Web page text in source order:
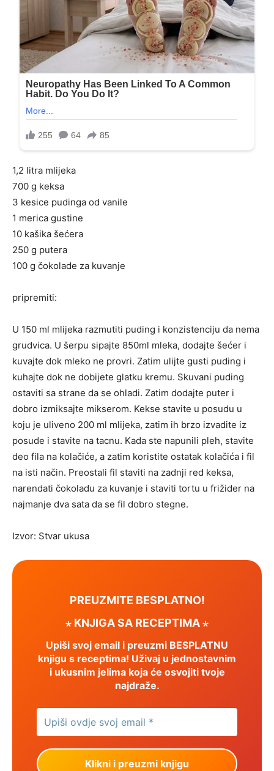
1,2 litra mlijeka
700 g keksa
3 kesice pudinga od vanile
1 merica gustine
10 kašika šećera
250 g putera
100 g čokolade za kuvanje
pripremiti:
U 150 ml mlijeka razmutiti puding i konzistenciju da nema
grudvica. U šerpu sipajte 850ml mleka, dodajte šećer i
kuvajte dok mleko ne provri. Zatim ulijte gusti puding i
kuhajte dok ne dobijete glatku kremu. Skuvani puding
ostaviti sa strane da se ohladi. Zatim dodajte puter i
dobro izmiksajte mikserom. Kekse stavite u posudu u
koju je uliveno 200 ml mlijeka, zatim ih brzo izvadite iz
posude i stavite na tacnu. Kada ste napunili pleh, stavite
deo fila na kolačiće, a zatim koristite ostatak kolačića i fil
na isti način. Preostali fil staviti na zadnji red keksa,
narendati čokoladu za kuvanje i staviti tortu u frižider na
najmanje dva sata da se fil dobro stegne.
Izvor: Stvar ukusa
PREUZMITE BESPLATNO!
⋆ KNJIGA SA RECEPTIMA ⋆
Upiši svoj email i preuzmi BESPLATNU
knjigu s receptima! Uživaj u jednostavnim
i ukusnim jelima koja će osvojiti tvoje
najdraže.